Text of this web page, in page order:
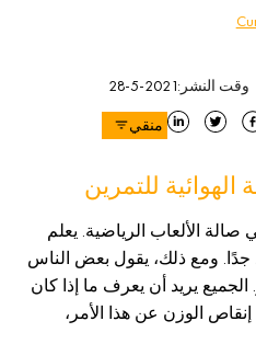
وقت النشر :
2021-5-28
منقي
للتمرين
صالة الألعاب الرياضية. يعلم
جدًا. ومع ذلك، يقول بعض الناس
الشهر. الجميع يريد أن يعرف ما إذا كان
الوزن عن هذا الأمر،